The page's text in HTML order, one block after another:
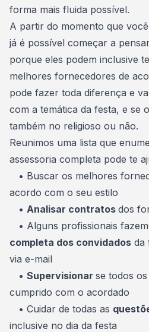
forma mais fluida possível.
A partir do momento que
já é possível começar a
porque eles podem inclusive
melhores fornecedores de
pode fazer toda diferença e
com a temática da festa, e se
também no religioso ou não.
Reunimos uma lista que
assessoria completa pode te
• Buscar os melhores
acordo com o seu estilo
• Analisar contratos dos
• Alguns profissionais
completa dos convidados da
via e-mail
• Supervisionar se todos
cumprido com o acordado
• Cuidar de todas as
inclusive no dia da festa